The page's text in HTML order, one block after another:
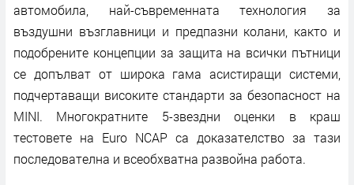
автомобила, най-съвременната технология за
въздушни възглавници и предпазни колани, както и
подобрените концепции за защита на всички пътници
се допълват от широка гама асистиращи системи,
подчертаващи високите стандарти за безопасност на
MINI. Многократните 5-звездни оценки в краш
тестовете на Euro NCAP са доказателство за тази
последователна и всеобхватна развойна работа.